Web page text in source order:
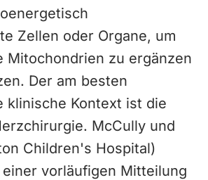
Zellen oder Organe, um
Mitochondrien zu ergänzen
Der am besten
klinische Kontext ist die
McCully und
Children's Hospital)
vorläufigen Mitteilung